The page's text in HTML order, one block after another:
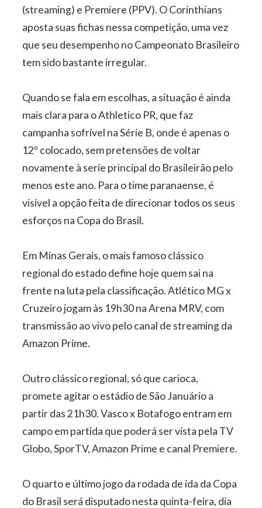
(streaming) e Premiere (PPV). O Corinthians
aposta suas fichas nessa competição, uma vez
que seu desempenho no Campeonato Brasileiro
tem sido bastante irregular.
Quando se fala em escolhas, a situação é ainda
mais clara para o Athletico PR, que faz
campanha sofrível na Série B, onde é apenas o
12º colocado, sem pretensões de voltar
novamente à serie principal do Brasileirão pelo
menos este ano. Para o time paranaense, é
visível a opção feita de direcionar todos os seus
esforços na Copa do Brasil.
Em Minas Gerais, o mais famoso clássico
regional do estado define hoje quem sai na
frente na luta pela classificação. Atlético MG x
Cruzeiro jogam às 19h30 na Arena MRV, com
transmissão ao vivo pelo canal de streaming da
Amazon Prime.
Outro clássico regional, só que carioca,
promete agitar o estádio de São Januário a
partir das 21h30. Vasco x Botafogo entram em
campo em partida que poderá ser vista pela TV
Globo, SporTV, Amazon Prime e canal Premiere.
O quarto e último jogo da rodada de ida da Copa
do Brasil será disputado nesta quinta-feira, dia